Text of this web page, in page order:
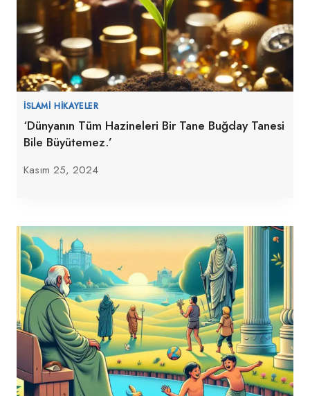
İSLAMI HIKAYELER
‘Dünyanın Tüm Hazineleri Bir Tane Buğday Tanesi
Bile Büyütemez.’
Kasım 25, 2024